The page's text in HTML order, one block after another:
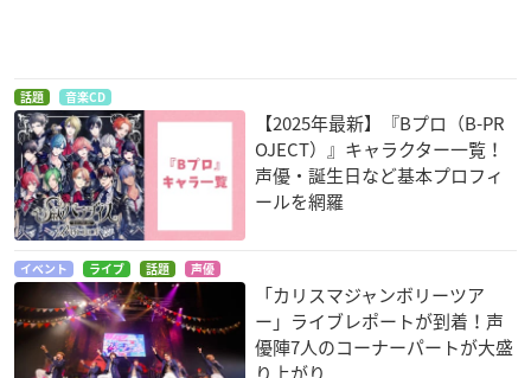
話題 音楽CD
【2025年最新】『Bプロ（B-PR
OJECT）』キャラクター一覧！
声優・誕生日など基本プロフィ
ールを網羅
イベント ライブ 話題 声優
「カリスマジャンボリーツア
ー」ライブレポートが到着！声
優陣7人のコーナーパートが大盛